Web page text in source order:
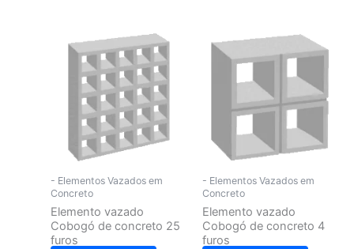
- Elementos Vazados em
Concreto
Elemento vazado
Cobogó de concreto 25
furos
- Elementos Vazados em
Concreto
Elemento vazado
Cobogó de concreto 4
furos